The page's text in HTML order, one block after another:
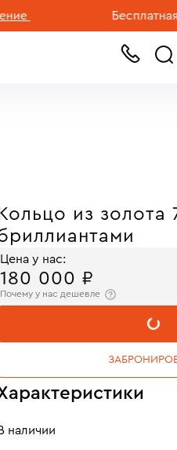
Бесплатная
Кольцо из золота
Цена у нас:
180 000 ₽
Почему у нас дешевле
В
наличии